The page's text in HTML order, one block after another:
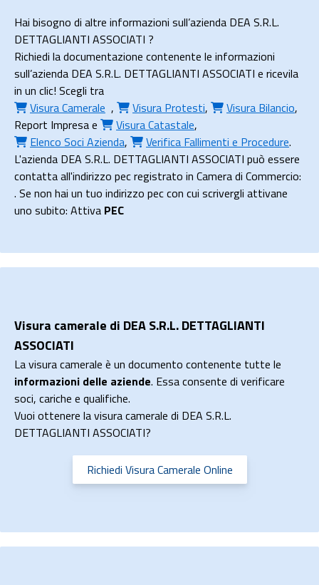
Hai bisogno di altre informazioni sull’azienda DEA S.R.L.
DETTAGLIANTI ASSOCIATI ?
Richiedi la documentazione contenente le informazioni
sull’azienda DEA S.R.L. DETTAGLIANTI ASSOCIATI e ricevila
in un clic! Scegli tra
Visura Camerale , Visura Protesti, Visura Bilancio,
Report Impresae Visura Catastale,
Elenco Soci Azienda, Verifica Fallimenti e Procedure.
L'azienda DEA S.R.L. DETTAGLIANTI ASSOCIATI può essere
contatta all'indirizzo pec registrato in Camera di Commercio:
. Se non hai un tuo indirizzo pec con cui scrivergli attivane
uno subito: Attiva PEC
Visura camerale di DEA S.R.L. DETTAGLIANTI
ASSOCIATI
La visura camerale è un documento contenente tutte le
informazioni delle aziende. Essa consente di verificare
soci, cariche e qualifiche.
Vuoi ottenere la visura camerale di DEA S.R.L.
DETTAGLIANTI ASSOCIATI?
Richiedi Visura Camerale Online